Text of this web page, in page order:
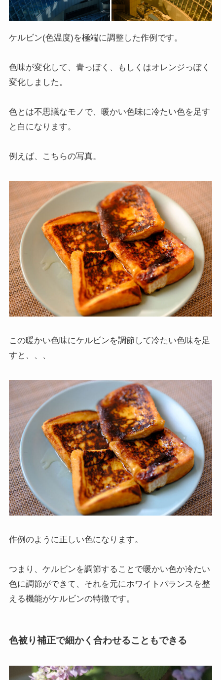
ケルビン(色温度)を極端に調整した作例です。
色味が変化して、青っぽく、もしくはオレンジっぽく
変化しました。
色とは不思議なモノで、暖かい色味に冷たい色を足す
と白になります。
例えば、こちらの写真。
この暖かい色味にケルビンを調節して冷たい色味を足
すと、、、
作例のように正しい色になります。
つまり、ケルビンを調節することで暖かい色か冷たい
色に調節ができて、それを元にホワイトバランスを整
える機能がケルビンの特徴です。
色被り補正で細かく合わせることもできる